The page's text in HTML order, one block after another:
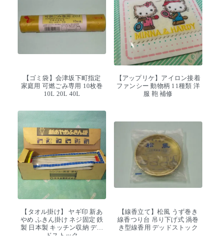
【ゴミ袋】会津坂下町指定
家庭用 可燃ごみ専用 10枚巻
10L 20L 40L
【アップリケ】アイロン接着
ファンシー 動物柄 11種類 洋
服 鞄 補修
【タオル掛け】 ヤギ印 新あ
やめ ふきん掛け ネジ固定 鉄
製 日本製 キッチン収納 デッ
ドストック
【線香立て】松風 うず巻き
線香つり台 吊り下げ式 渦巻
き型線香用 デッドストック